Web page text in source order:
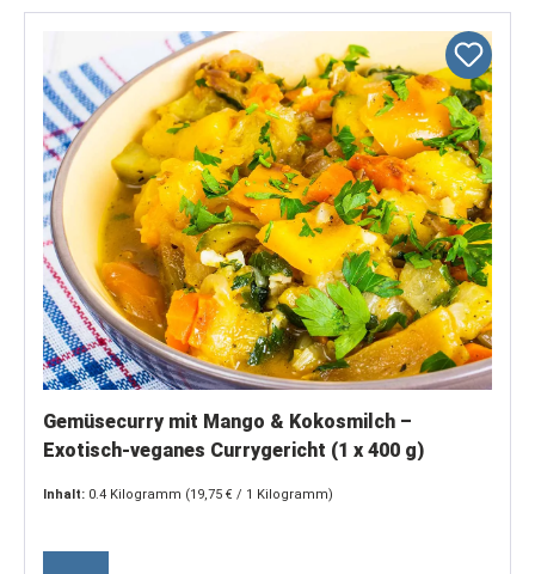
Gemüsecurry mit Mango & Kokosmilch –
Exotisch-veganes Currygericht (1 x 400 g)
Inhalt: 0.4 Kilogramm (19,75 € / 1 Kilogramm)